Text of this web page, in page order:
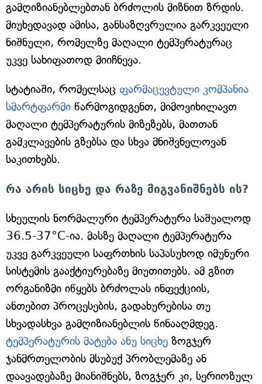
გამღიზიანებლებთან ბრძოლის მიზნით ზრდის.
მიუხედავად ამისა, განსაზღვრულია გარკვეული
ნიშნული, რომელზე მაღალი ტემპერატურაც
უკვე სახიფათოდ მიიჩნევა.
სტატიაში, რომელსაც ფარმაცევტული კომპანია
სმარტფარმი წარმოგიდგენთ, მიმოვიხილავთ
მაღალი ტემპერატურის მიზეზებს, მათთან
გამკლავების გზებსა და სხვა მნიშვნელოვან
საკითხებს.
რა არის სიცხე და რაზე მიგვანიშნებს ის?
სხეულის ნორმალური ტემპერატურა საშუალოდ
36.5-37°C-ია. მასზე მაღალი ტემპერატურა
უკვე გარკვეული საფრთხის საპასუხოდ იმუნური
სისტემის გააქტიურებაზე მიუთითებს. ამ გზით
ორგანიზმი იწყებს ბრძოლას ინფექციის,
ანთებით პროცესების, გადახურებისა თუ
სხვადასხვა გამღიზიანებლის წინააღმდეგ.
ტემპერატურის მატება ანუ სიცხე ზოგჯერ
ჯანმრთელობის მსუბუქ პრობლემაზე ან
დაავადებაზე მიანიშნებს, ზოგჯერ კი, სერიოზულ